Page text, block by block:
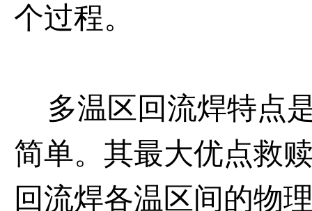
个过程。
多温区回流焊特点
简单。其最大优点救
回流焊各温区间的物